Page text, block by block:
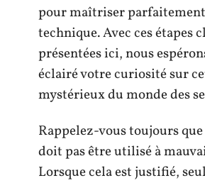
pour maîtriser
technique. Avec ces étapes
présentées ici, nous
éclairé votre curiosité sur
mystérieux du monde des
Rappelez-vous toujours
doit pas être utilisé à
Lorsque cela est justifié,